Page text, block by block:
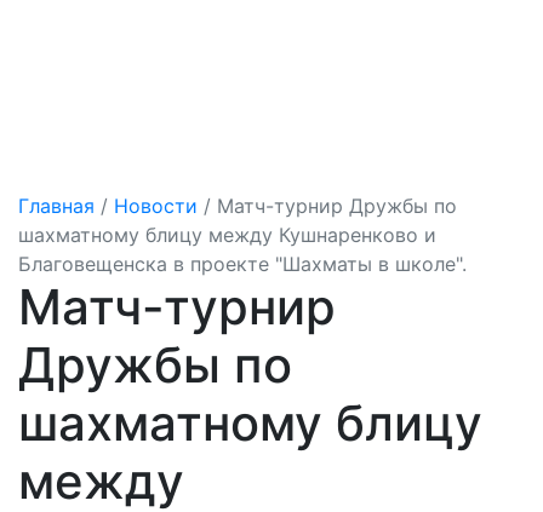
Главная / Новости / Матч-турнир Дружбы по
шахматному блицу между Кушнаренково и
Благовещенска в проекте "Шахматы в школе".
Матч-турнир
Дружбы по
шахматному блицу
между